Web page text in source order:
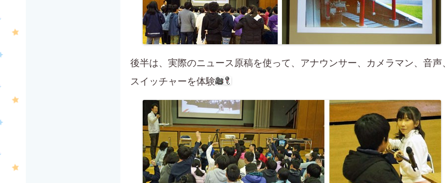
後半は、実際のニュース原稿を使って、アナウンサー、カメラマン、音声、
スイッチャーを体験